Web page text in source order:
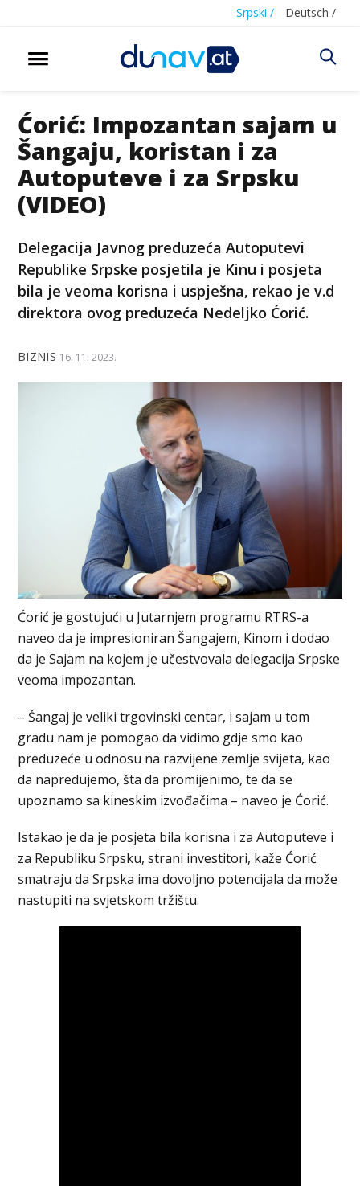
Srpski / Deutsch /
Ćorić: Impozantan sajam u
Šangaju, koristan i za
Autoputeve i za Srpsku
(VIDEO)
Delegacija Јavnog preduzeća Autoputevi
Republike Srpske posjetila je Kinu i posjeta
bila je veoma korisna i uspješna, rekao je v.d
direktora ovog preduzeća Nedeljko Ćorić.
BIZNIS 16. 11. 2023.
Ćorić je gostujući u Јutarnjem programu RTRS-a
naveo da je impresioniran Šangajem, Kinom i dodao
da je Sajam na kojem je učestvovala delegacija Srpske
veoma impozantan.
– Šangaj je veliki trgovinski centar, i sajam u tom
gradu nam je pomogao da vidimo gdje smo kao
preduzeće u odnosu na razvijene zemlje svijeta, kao
da napredujemo, šta da promijenimo, te da se
upoznamo sa kineskim izvođačima – naveo je Ćorić.
Istakao je da je posjeta bila korisna i za Autoputeve i
za Republiku Srpsku, strani investitori, kaže Ćorić
smatraju da Srpska ima dovoljno potencijala da može
nastupiti na svjetskom tržištu.